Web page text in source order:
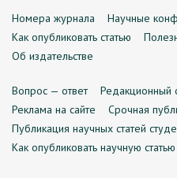
Номера журнала Научные
Как опубликовать статью
Об издательстве
Вопрос — ответ Редакционный
Реклама на сайте
Срочная
Публикация научных статей
Как опубликовать научную статью